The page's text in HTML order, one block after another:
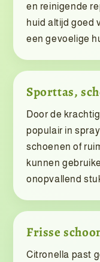
en reinigende
huid altijd goed
een gevoelige
Sporttas,
Door de
populair in
schoenen of
kunnen
onopvallend
Frisse
Citronella past